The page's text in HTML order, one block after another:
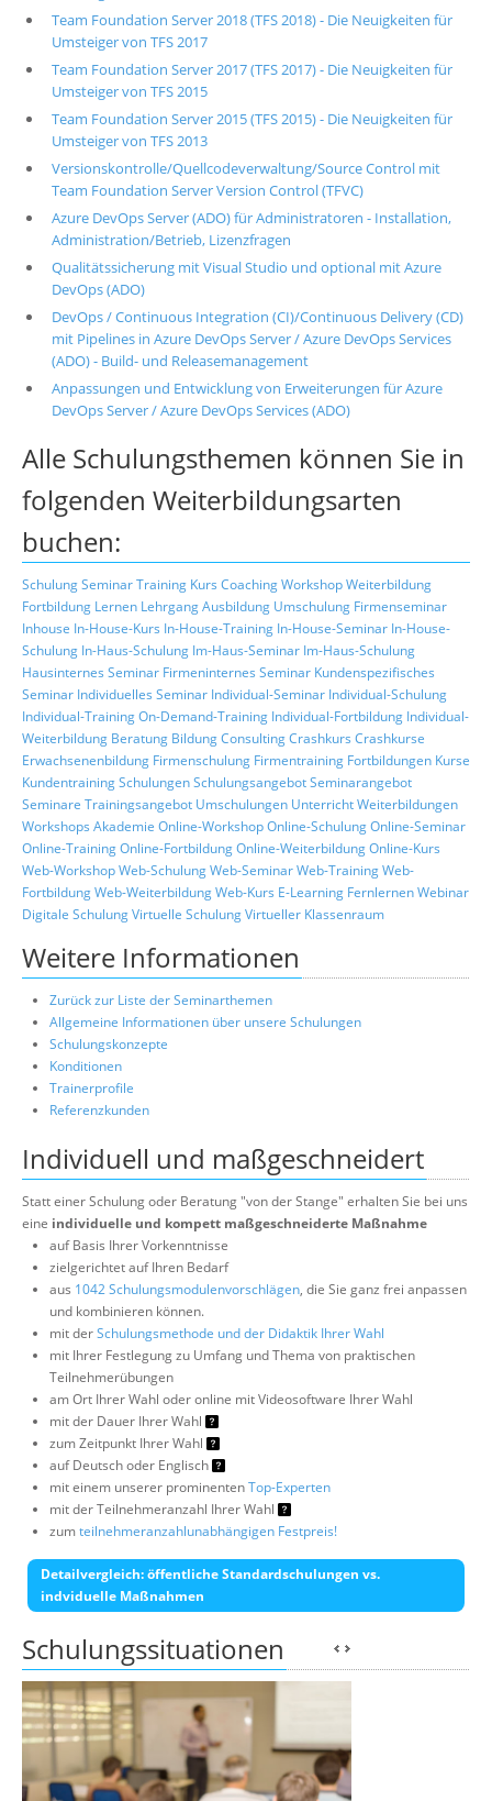
Team Foundation Server 2018 (TFS 2018) - Die Neuigkeiten für
Umsteiger von TFS 2017
Team Foundation Server 2017 (TFS 2017) - Die Neuigkeiten für
Umsteiger von TFS 2015
Team Foundation Server 2015 (TFS 2015) - Die Neuigkeiten für
Umsteiger von TFS 2013
Versionskontrolle/Quellcodeverwaltung/Source Control mit
Team Foundation Server Version Control (TFVC)
Azure DevOps Server (ADO) für Administratoren - Installation,
Administration/Betrieb, Lizenzfragen
Qualitätssicherung mit Visual Studio und optional mit Azure
DevOps (ADO)
DevOps / Continuous Integration (CI)/Continuous Delivery (CD)
mit Pipelines in Azure DevOps Server / Azure DevOps Services
(ADO) - Build- und Releasemanagement
Anpassungen und Entwicklung von Erweiterungen für Azure
DevOps Server / Azure DevOps Services (ADO)
Alle Schulungsthemen können Sie in
folgenden Weiterbildungsarten
buchen:
SchulungSeminarTraining Kurs CoachingWorkshopWeiterbildung
Fortbildung Lernen LehrgangAusbildung Umschulung Firmenseminar
Inhouse In-House-Kurs In-House-Training In-House-Seminar In-House-
Schulung In-Haus-Schulung Im-Haus-Seminar Im-Haus-Schulung
Hausinternes Seminar Firmeninternes Seminar Kundenspezifisches
Seminar Individuelles Seminar Individual-Seminar Individual-Schulung
Individual-TrainingOn-Demand-Training Individual-Fortbildung Individual-
Weiterbildung Beratung BildungConsultingCrashkurs Crashkurse
Erwachsenenbildung Firmenschulung Firmentraining Fortbildungen Kurse
KundentrainingSchulungenSchulungsangebotSeminarangebot
Seminare Trainingsangebot Umschulungen UnterrichtWeiterbildungen
Workshops Akademie Online-WorkshopOnline-SchulungOnline-Seminar
Online-TrainingOnline-FortbildungOnline-WeiterbildungOnline-Kurs
Web-WorkshopWeb-SchulungWeb-SeminarWeb-TrainingWeb-
FortbildungWeb-WeiterbildungWeb-Kurs E-Learning FernlernenWebinar
Digitale SchulungVirtuelle SchulungVirtueller Klassenraum
Weitere Informationen
Zurück zur Liste der Seminarthemen
Allgemeine Informationen über unsere Schulungen
Schulungskonzepte
Konditionen
Trainerprofile
Referenzkunden
Individuell und maßgeschneidert
Statt einer Schulung oder Beratung "von der Stange" erhalten Sie bei uns
eine individuelle und kompett maßgeschneiderte Maßnahme
auf Basis Ihrer Vorkenntnisse
zielgerichtet auf Ihren Bedarf
aus 1042 Schulungsmodulenvorschlägen, die Sie ganz frei anpassen
und kombinieren können.
mit derSchulungsmethode und der Didaktik Ihrer Wahl
mit Ihrer Festlegung zu Umfang und Thema von praktischen
Teilnehmerübungen
am Ort Ihrer Wahl oder online mit Videosoftware Ihrer Wahl
mit der Dauer Ihrer Wahl
zum Zeitpunkt Ihrer Wahl
auf Deutsch oder Englisch
mit einem unserer prominentenTop-Experten
mit der Teilnehmeranzahl Ihrer Wahl
zumteilnehmeranzahlunabhängigen Festpreis!
Detailvergleich: öffentliche Standardschulungen vs.
indviduelle Maßnahmen
Schulungssituationen